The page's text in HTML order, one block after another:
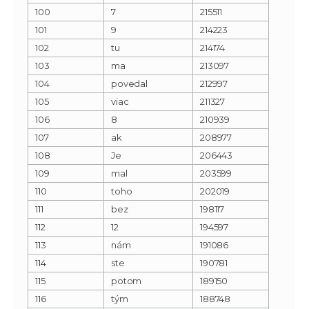
100
7
215511
101
9
214223
102
tu
214174
103
ma
213097
104
povedal
212997
105
viac
211327
106
8
210939
107
ak
208977
108
Je
206443
109
mal
203599
110
toho
202019
111
bez
198117
112
12
194597
113
nám
191086
114
ste
190781
115
potom
189150
116
tým
188748